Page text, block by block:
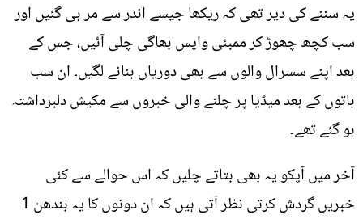
یہ سننے کی دیر تھی کہ ریکھا جیسے اندر سے مر ہی گئیں اور
سب کچھ چھوڑ کر ممبئی واپس بھاگی چلی آئیں، جس کے
بعد اپنے سسرال والوں سے بھی دوریاں بنانے لگیں۔ ان سب
باتوں کے بعد میڈیا پر چلنے والی خبروں سے مکیش دلبرداشتہ
ہو گئے تھے۔
آخر میں آپکو یہ بھی بتاتے چلیں کہ اس حوالے سے کئی
خبریں گردش کرتی نظر آتی ہیں کہ ان دونوں کا یہ بندھن 1